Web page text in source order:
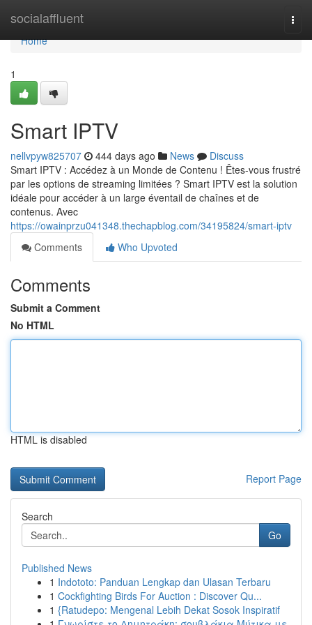
socialaffluent
Home
Home
1
Smart IPTV
nellvpyw825707 444 days ago News
Discuss
Smart IPTV : Accédez à un Monde de Contenu ! Êtes-vous frustré
par les options de streaming limitées ? Smart IPTV est la solution
idéale pour accéder à un large éventail de chaînes et de
contenus. Avec
https://owainprzu041348.thechapblog.com/34195824/smart-iptv
Comments
Who Upvoted
Comments
Submit a Comment
No HTML
HTML is disabled
Report Page
Search
Go
Published News
1 Indototo: Panduan Lengkap dan Ulasan Terbaru
1 Cockfighting Birds For Auction : Discover Qu...
1 {Ratudepo: Mengenal Lebih Dekat Sosok Inspiratif